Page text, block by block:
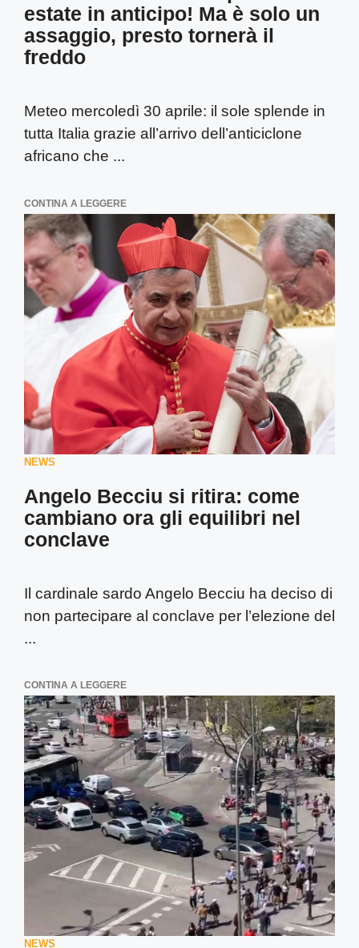
estate in anticipo! Ma è solo un
assaggio, presto tornerà il
freddo
Meteo mercoledì 30 aprile: il sole splende in
tutta Italia grazie all’arrivo dell’anticiclone
africano che ...
CONTINA A LEGGERE
NEWS
Angelo Becciu si ritira: come
cambiano ora gli equilibri nel
conclave
Il cardinale sardo Angelo Becciu ha deciso di
non partecipare al conclave per l’elezione del
...
CONTINA A LEGGERE
NEWS